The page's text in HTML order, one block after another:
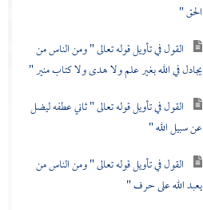
الحق "
القول في تأويل قوله تعالى " ومن الناس من
يجادل في الله بغير علم ولا هدى ولا كتاب منير "
القول في تأويل قوله تعالى " ثاني عطفه ليضل
عن سبيل الله "
القول في تأويل قوله تعالى " ومن الناس من
يعبد الله على حرف "